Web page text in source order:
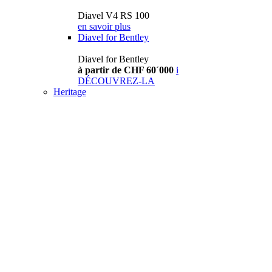
Diavel V4 RS 100
en savoir plus
Diavel for Bentley
Diavel for Bentley
à partir de CHF 60´000 i
DÉCOUVREZ-LA
Heritage